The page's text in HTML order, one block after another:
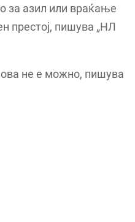
за азил или враќање
престој, пишува „НЛ
не е можно, пишува